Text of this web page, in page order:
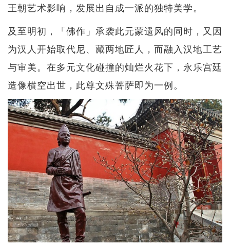
王朝艺术影响，发展出自成一派的独特美学。
及至明初，「佛作」承袭此元蒙遗风的同时，又因
为汉人开始取代尼、藏两地匠人，而融入汉地工艺
与审美。在多元文化碰撞的灿烂火花下，永乐宫廷
造像横空出世，此尊文殊菩萨即为一例。